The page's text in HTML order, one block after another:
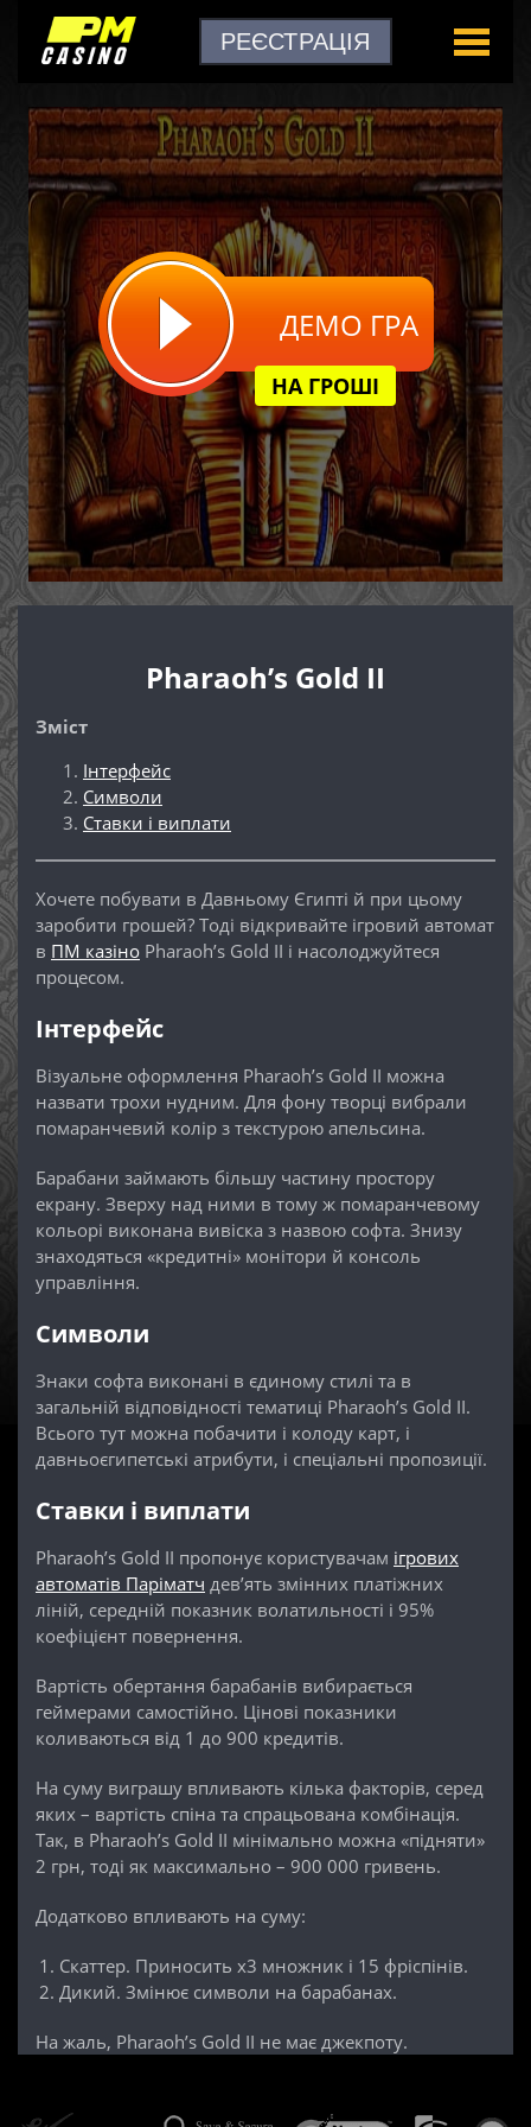
РЕЄСТРАЦІЯ
ДЕМО ГРА
НА ГРОШІ
Pharaoh’s Gold II
Зміст
Інтерфейс
Символи
Ставки і виплати
Хочете побувати в Давньому Єгипті й при цьому
заробити грошей? Тоді відкривайте ігровий автомат
в ПМ казіно Pharaoh’s Gold II і насолоджуйтеся
процесом.
Інтерфейс
Візуальне оформлення Pharaoh’s Gold II можна
назвати трохи нудним. Для фону творці вибрали
помаранчевий колір з текстурою апельсина.
Барабани займають більшу частину простору
екрану. Зверху над ними в тому ж помаранчевому
кольорі виконана вивіска з назвою софта. Знизу
знаходяться «кредитні» монітори й консоль
управління.
Символи
Знаки софта виконані в єдиному стилі та в
загальній відповідності тематиці Pharaoh’s Gold II.
Всього тут можна побачити і колоду карт, і
давньоєгипетські атрибути, і спеціальні пропозиції.
Ставки і виплати
Pharaoh’s Gold II пропонує користувачам ігрових
автоматів Паріматч дев’ять змінних платіжних
ліній, середній показник волатильності і 95%
коефіцієнт повернення.
Вартість обертання барабанів вибирається
геймерами самостійно. Цінові показники
коливаються від 1 до 900 кредитів.
На суму виграшу впливають кілька факторів, серед
яких – вартість спіна та спрацьована комбінація.
Так, в Pharaoh’s Gold II мінімально можна «підняти»
2 грн, тоді як максимально – 900 000 гривень.
Додатково впливають на суму:
Скаттер. Приносить х3 множник і 15 фріспінів.
Дикий. Змінює символи на барабанах.
На жаль, Pharaoh’s Gold II не має джекпоту.